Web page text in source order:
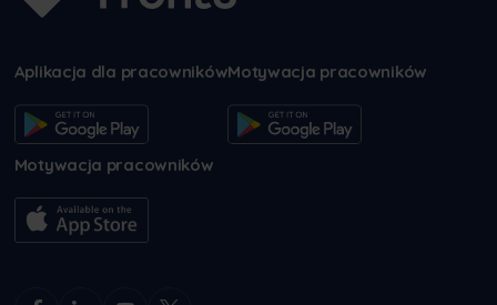
Aplikacja dla pracownikówMotywacja pracowników
Motywacja pracowników